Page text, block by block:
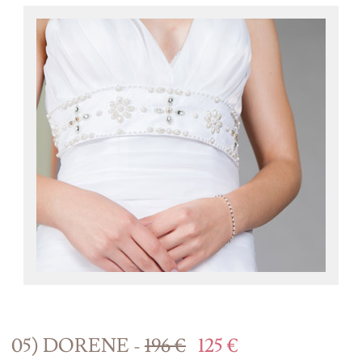
05) DORENE -196 € 125 €